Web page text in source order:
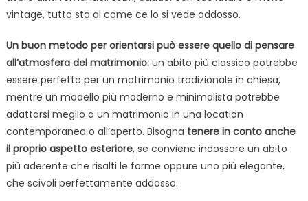
vintage, tutto sta al come ce lo si vede addosso.
Un buon metodo per orientarsi può essere quello di pensare
all’atmosfera del matrimonio: un abito più classico potrebbe
essere perfetto per un matrimonio tradizionale in chiesa,
mentre un modello più moderno e minimalista potrebbe
adattarsi meglio a un matrimonio in una location
contemporanea o all’aperto. Bisogna tenere in conto anche
il proprio aspetto esteriore, se conviene indossare un abito
più aderente che risalti le forme oppure uno più elegante,
che scivoli perfettamente addosso.